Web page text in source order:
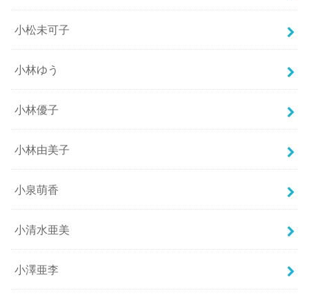
小松未可子
小林ゆう
小林優子
小林由美子
小泉萌香
小清水亜美
小澤亜李